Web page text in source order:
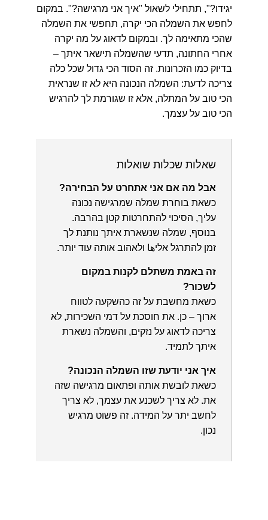
יגידו?", תתחילי לשאול "איך אני מרגישה?". במקום
לחפש את השמלה הכי יקרה, תחפשי את השמלה
שהכי מתאימה לך. ובמקום לדאוג על מה יקרה
אחרי החתונה, תדעי שהשמלה תישאר איתך –
בדיוק כמו הזכרונות. זה הסוד הכי גדול שכל כלה
צריכה לדעת: השמלה הנכונה היא לא זו שנראית
הכי טוב על המתלה, אלא זו שגורמת לך להרגיש
הכי טוב על עצמך.
שאלות שכלות שואלות
אבל מה אם אני אתחרט על הבחירה?
כשאת בוחרת שמלה שמרגישה נכונה
עליך, הסיכוי להתחרטות קטן בהרבה.
בנוסף, שמלה שנשארת איתך נותנת לך
זמן להתרגל אליها ולאהוב אותה עוד יותר.
זה באמת משתלם לקנות במקום
לשכור?
כשאת מחשבת על זה כהשקעה לטווח
ארוך – כן. את חוסכת על דמי השכירות, לא
צריכה לדאוג על נזקים, והשמלה נשארת
איתך לתמיד.
איך אני יודעת שזו השמלה הנכונה?
כשאת לובשת אותה ופתאום מרגישה שזה
את. לא צריך לשכנע את עצמך, לא צריך
לחשב יתר על המידה. זה פשוט מרגיש
נכון.